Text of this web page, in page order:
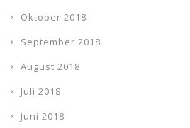
Oktober 2018
September 2018
August 2018
Juli 2018
Juni 2018